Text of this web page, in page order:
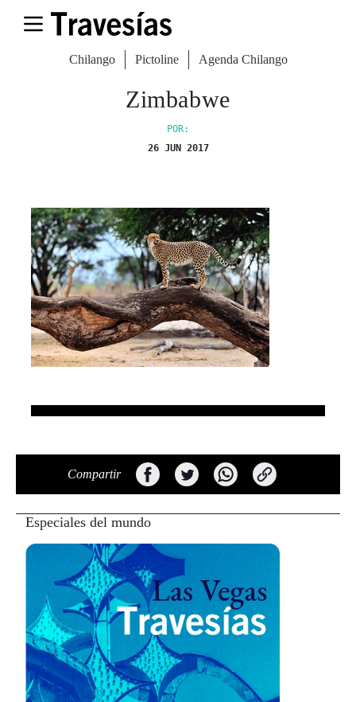
Chilango Pictoline Agenda Chilango
Zimbabwe
POR:
26 JUN 2017
Compartir
Especiales del mundo